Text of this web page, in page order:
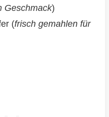
Geschmack)
(frisch gemahlen für